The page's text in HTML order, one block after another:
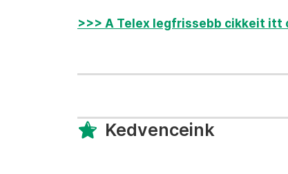
>>> A Telex legfrissebb cikkeit itt
Kedvenceink